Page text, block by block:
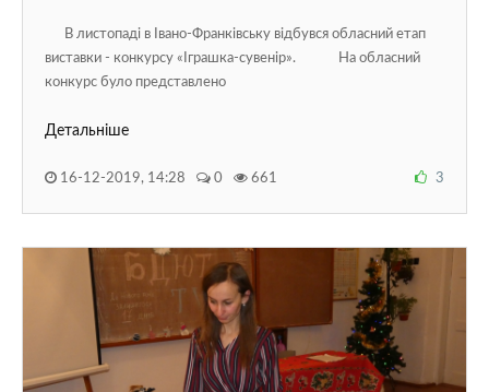
В листопаді в Івано-Франківську відбувся обласний етап
виставки - конкурсу «Іграшка-сувенір». На обласний
конкурс було представлено
Детальніше
16-12-2019, 14:28 0 661 3